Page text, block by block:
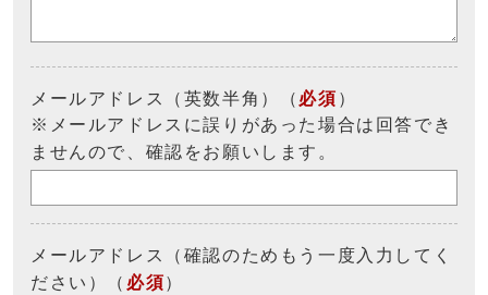
メールアドレス（英数半角）（ 必須 ）
※メールアドレスに誤りがあった場合は回答でき
ませんので、確認をお願いします。
メールアドレス（確認のためもう一度入力してく
ださい）（ 必須）